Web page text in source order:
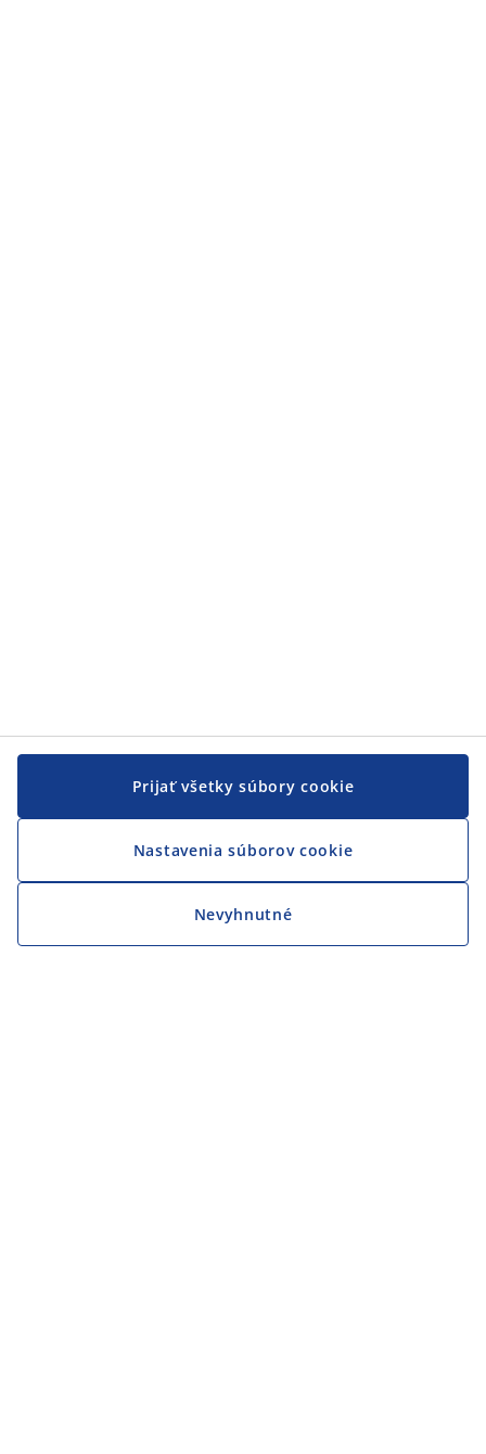
Prijať všetky súbory cookie
Nastavenia súborov cookie
Nevyhnutné